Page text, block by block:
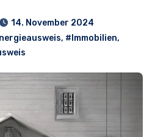
14. November 2024
, #Immobilien,